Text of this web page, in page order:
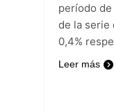
período
de la serie
0,4%
Leer más